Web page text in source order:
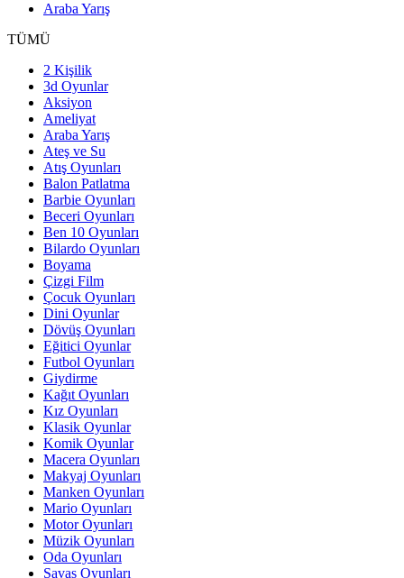
Araba Yarış
TÜMÜ
2 Kişilik
3d Oyunlar
Aksiyon
Ameliyat
Araba Yarış
Ateş ve Su
Atış Oyunları
Balon Patlatma
Barbie Oyunları
Beceri Oyunları
Ben 10 Oyunları
Bilardo Oyunları
Boyama
Çizgi Film
Çocuk Oyunları
Dini Oyunlar
Dövüş Oyunları
Eğitici Oyunlar
Futbol Oyunları
Giydirme
Kağıt Oyunları
Kız Oyunları
Klasik Oyunlar
Komik Oyunlar
Macera Oyunları
Makyaj Oyunları
Manken Oyunları
Mario Oyunları
Motor Oyunları
Müzik Oyunları
Oda Oyunları
Savas Oyunları